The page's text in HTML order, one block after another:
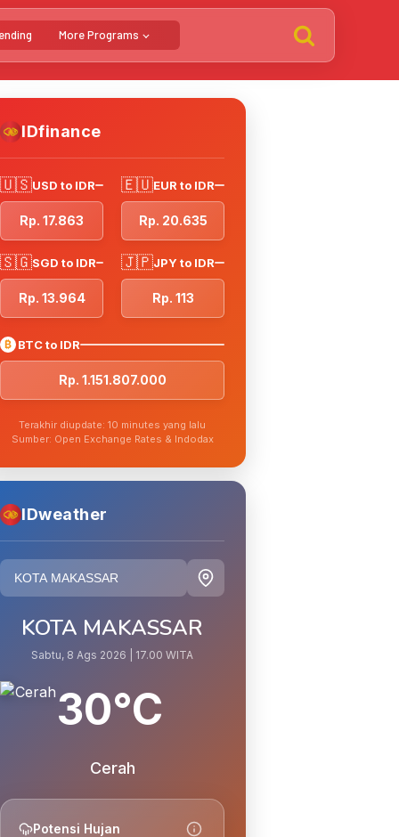
More Programs
IDfinance
🇺🇸USD to IDR
Rp. 17.863
🇪🇺EUR to IDR
Rp. 20.635
🇸🇬SGD to IDR
Rp. 13.964
🇯🇵JPY to IDR
Rp. 113
₿ BTC to IDR
Rp. 1.151.807.000
Terakhir diupdate: 10 minutes yang lalu
Sumber: Open Exchange Rates & Indodax
IDweather
KOTA MAKASSAR
Sabtu, 8 Ags 2026 | 17.00 WITA
30°C
Cerah
Potensi Hujan